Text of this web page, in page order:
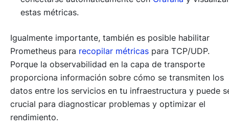
estas métricas.
Igualmente importante, también es posible habilitar
Prometheus para recopilar métricas para TCP/UDP.
Porque la observabilidad en la capa de transporte
proporciona información sobre cómo se transmiten los
datos entre los servicios en tu infraestructura y puede
crucial para diagnosticar problemas y optimizar el
rendimiento.